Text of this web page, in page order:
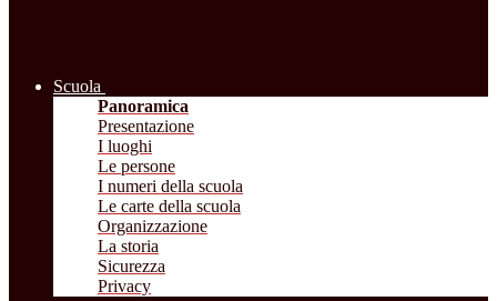
Scuola
Panoramica
Presentazione
I luoghi
Le persone
I numeri della scuola
Le carte della scuola
Organizzazione
La storia
Sicurezza
Privacy